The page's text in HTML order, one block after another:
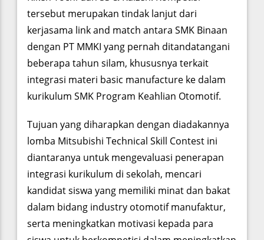
tersebut merupakan tindak lanjut dari
kerjasama link and match antara SMK Binaan
dengan PT MMKI yang pernah ditandatangani
beberapa tahun silam, khususnya terkait
integrasi materi basic manufacture ke dalam
kurikulum SMK Program Keahlian Otomotif.
Tujuan yang diharapkan dengan diadakannya
lomba Mitsubishi Technical Skill Contest ini
diantaranya untuk mengevaluasi penerapan
integrasi kurikulum di sekolah, mencari
kandidat siswa yang memiliki minat dan bakat
dalam bidang industry otomotif manufaktur,
serta meningkatkan motivasi kepada para